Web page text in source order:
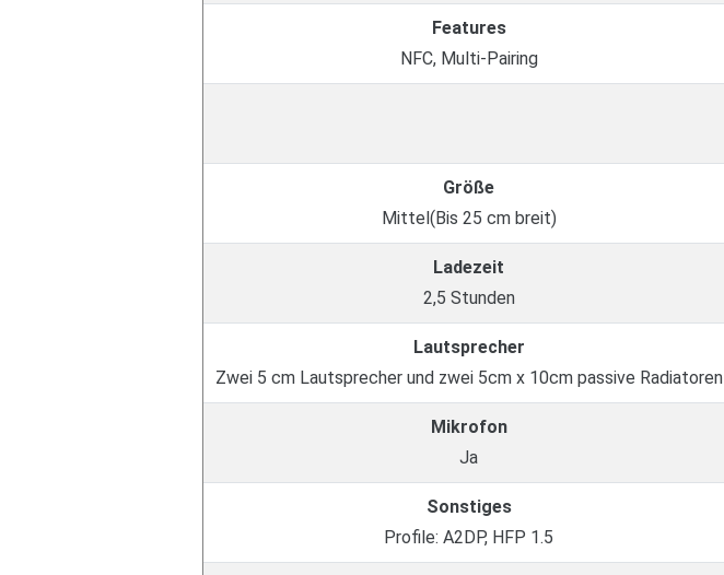
Features
NFC, Multi-Pairing
Größe
Mittel(Bis 25 cm breit)
Ladezeit
2,5 Stunden
Lautsprecher
Zwei 5 cm Lautsprecher und zwei 5cm x 10cm passive Radiatoren
Mikrofon
Ja
Sonstiges
Profile: A2DP, HFP 1.5